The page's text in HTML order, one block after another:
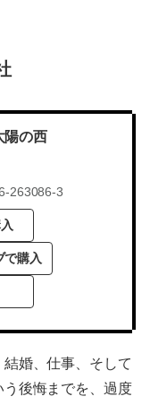
陽の西
263086-3
で購入
婚、仕事、そして
う後悔までを、過度